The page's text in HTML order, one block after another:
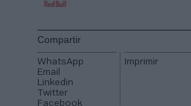
Compartir
WhatsApp
Email
Linkedin
Twitter
Facebook
Imprimir